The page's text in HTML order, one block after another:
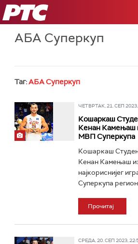
РТС
АБА Суперкуп
Таг:АБА Суперкуп
ЧЕТВРТАК, 21. СЕП 2023,
Кошаркаш
Кенан Камењаш
МВП Суперкупа
Кошаркаш
Кенан Камењаш
најкориснијег
Суперкупа
Прочитај
СРЕДА, 20. СЕП 2023,